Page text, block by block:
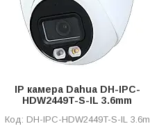
IP камера Dahua DH-IPC-
HDW2449T-S-IL 3.6mm
DH-IPC-HDW2449T-S-IL 3.6m